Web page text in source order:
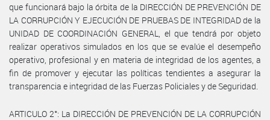
que funcionará bajo la órbita de la DIRECCIÓN DE PREVENCIÓN DE
LA CORRUPCIÓN Y EJECUCIÓN DE PRUEBAS DE INTEGRIDAD de la
UNIDAD DE COORDINACIÓN GENERAL, el que tendrá por objeto
realizar operativos simulados en los que se evalúe el desempeño
operativo, profesional y en materia de integridad de los agentes, a
fin de promover y ejecutar las políticas tendientes a asegurar la
transparencia e integridad de las Fuerzas Policiales y de Seguridad.
ARTICULO 2°: La DIRECCIÓN DE PREVENCIÓN DE LA CORRUPCIÓN